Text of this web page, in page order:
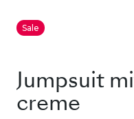
Sale
Jumpsuit
creme